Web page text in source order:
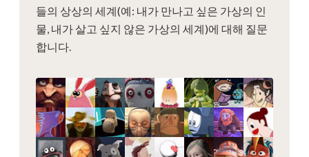
들의 상상의 세계(예: 내가 만나고 싶은 가상의 인
물, 내가 살고 싶지 않은 가상의 세계)에 대해 질문
합니다.